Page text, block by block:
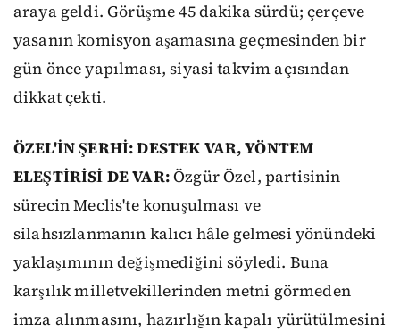
araya geldi. Görüşme 45 dakika sürdü; çerçeve
yasanın komisyon aşamasına geçmesinden bir
gün önce yapılması, siyasi takvim açısından
dikkat çekti.
ÖZEL'İN ŞERHİ: DESTEK VAR, YÖNTEM
ELEŞTİRİSİ DE VAR:Özgür Özel, partisinin
sürecin Meclis'te konuşulması ve
silahsızlanmanın kalıcı hâle gelmesi yönündeki
yaklaşımının değişmediğini söyledi. Buna
karşılık milletvekillerinden metni görmeden
imza alınmasını, hazırlığın kapalı yürütülmesini